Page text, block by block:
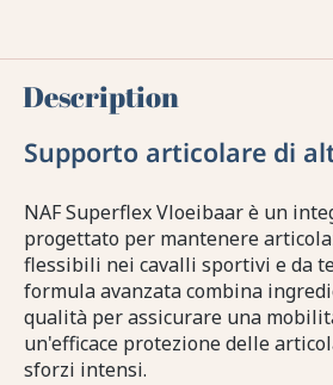
Description
Supporto articolare di
NAF Superflex Vloeibaar è un
progettato per mantenere
flessibili nei cavalli sportivi e da
formula avanzata combina
qualità per assicurare una
un'efficace protezione delle
sforzi intensi.